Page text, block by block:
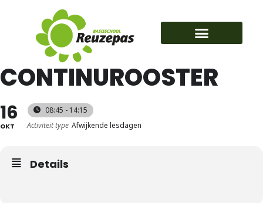
CONTINUROOSTER
16
OKT
08:45 - 14:15
Activiteit type Afwijkende lesdagen
Details